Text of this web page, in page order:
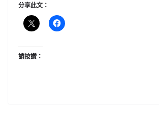
分享此文：
請按讚：